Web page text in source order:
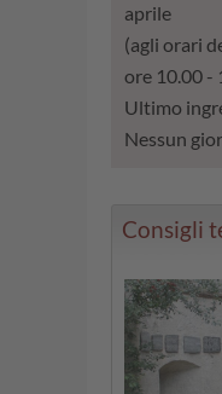
aprile
(agli orari
ore 10.00 -
Ultimo
Nessun
Consigli